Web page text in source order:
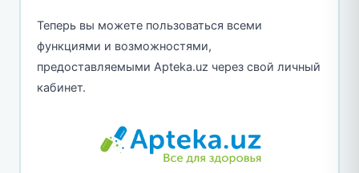
Теперь вы можете пользоваться всеми
функциями и возможностями,
предоставляемыми Apteka.uz через свой личный
кабинет.